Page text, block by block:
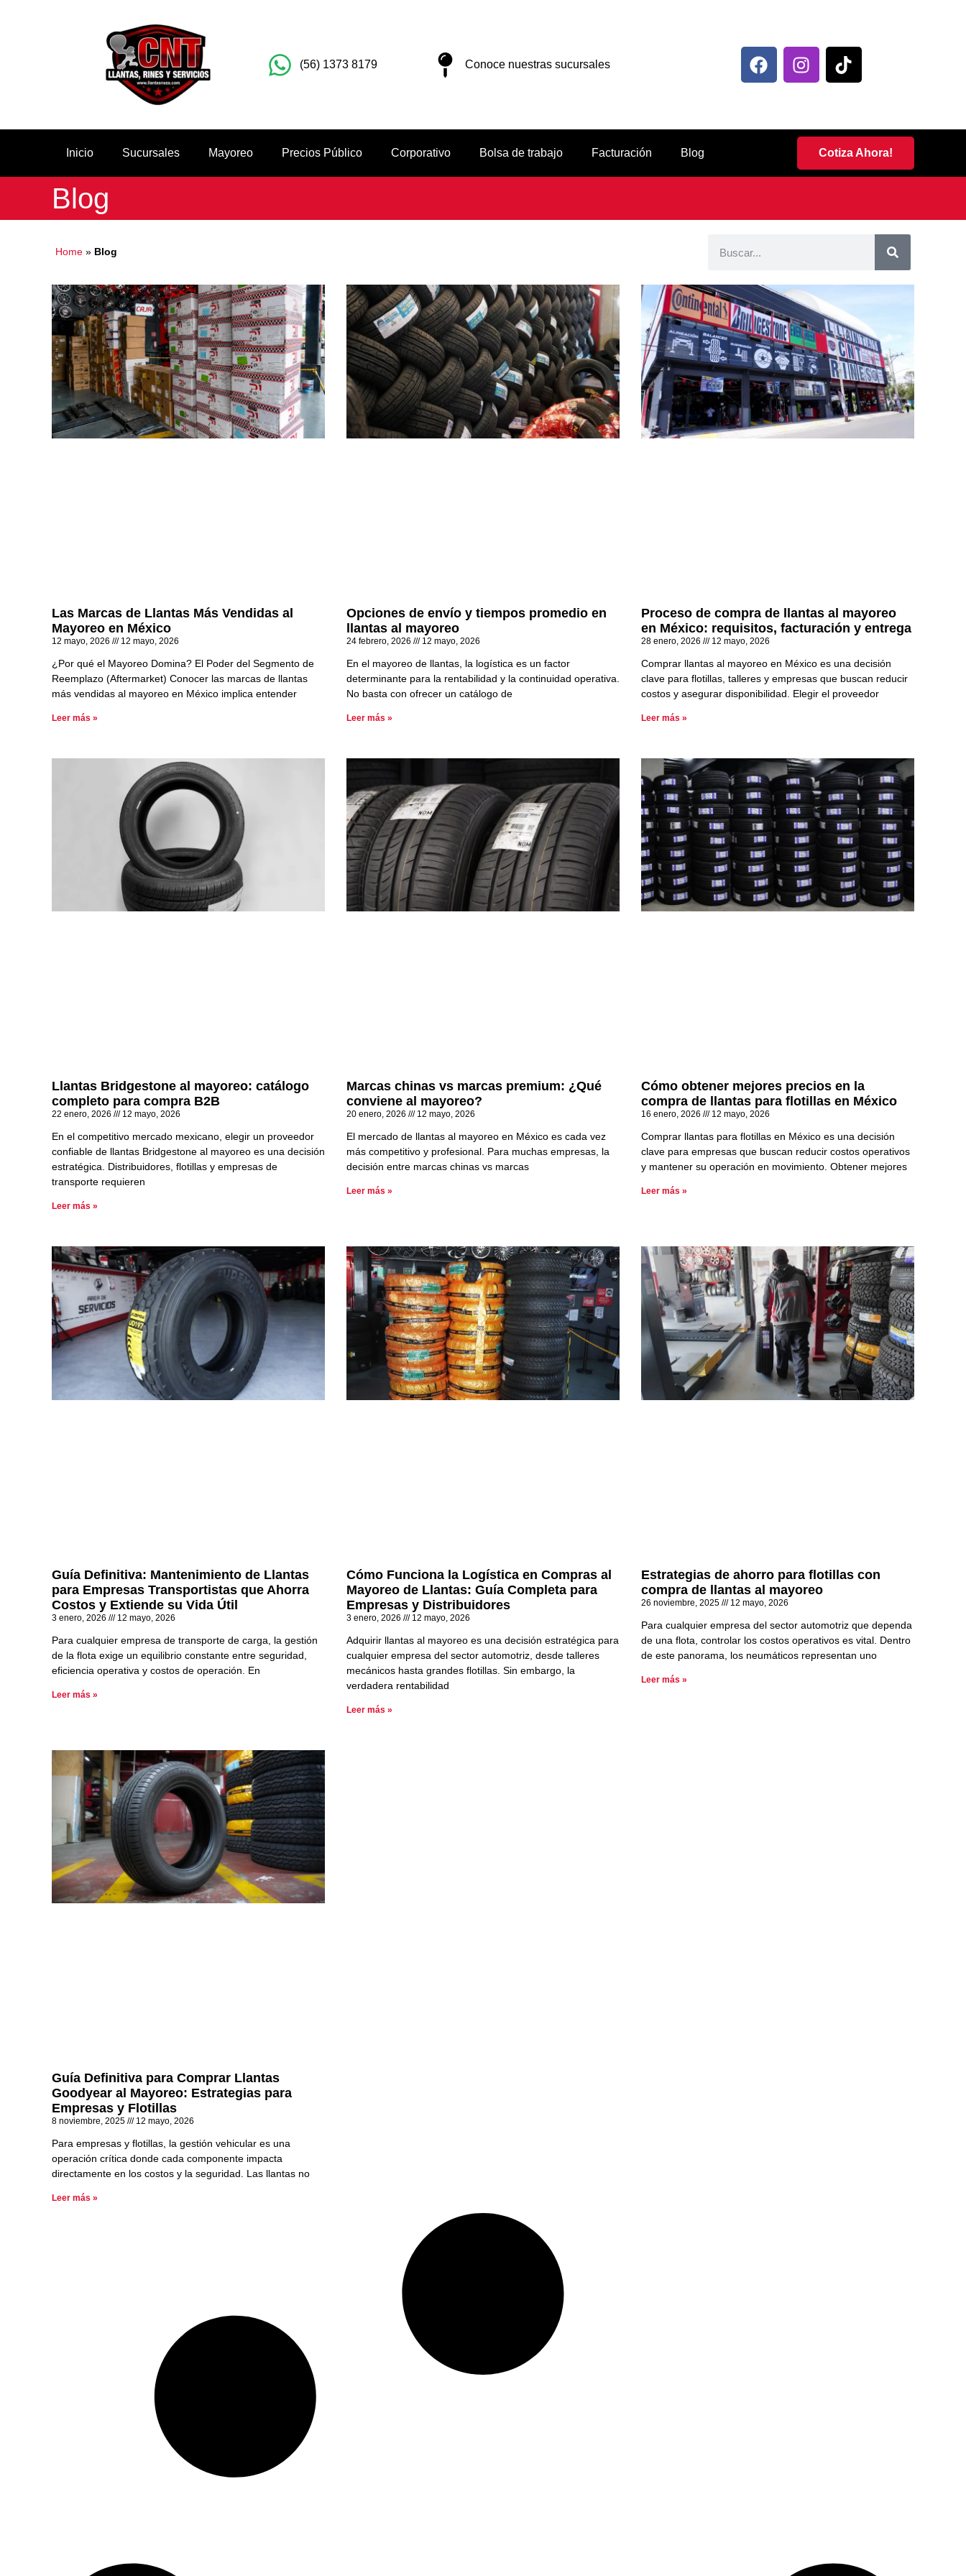
(56) 1373 8179 Conoce nuestras sucursales
Inicio Sucursales Mayoreo Precios Público Corporativo Bolsa de trabajo Facturación Blog Cotiza Ahora!
Blog
Home » Blog
Las Marcas de Llantas Más Vendidas al
Mayoreo en México
12 mayo, 2026 12 mayo, 2026
¿Por qué el Mayoreo Domina? El Poder del Segmento de
Reemplazo (Aftermarket) Conocer las marcas de llantas
más vendidas al mayoreo en México implica entender
Leer más »
Opciones de envío y tiempos promedio en
llantas al mayoreo
24 febrero, 2026 12 mayo, 2026
En el mayoreo de llantas, la logística es un factor
determinante para la rentabilidad y la continuidad operativa.
No basta con ofrecer un catálogo de
Leer más »
Proceso de compra de llantas al mayoreo
en México: requisitos, facturación y entrega
28 enero, 2026 12 mayo, 2026
Comprar llantas al mayoreo en México es una decisión
clave para flotillas, talleres y empresas que buscan reducir
costos y asegurar disponibilidad. Elegir el proveedor
Leer más »
Llantas Bridgestone al mayoreo: catálogo
completo para compra B2B
22 enero, 2026 12 mayo, 2026
En el competitivo mercado mexicano, elegir un proveedor
confiable de llantas Bridgestone al mayoreo es una decisión
estratégica. Distribuidores, flotillas y empresas de
transporte requieren
Leer más »
Marcas chinas vs marcas premium: ¿Qué
conviene al mayoreo?
20 enero, 2026 12 mayo, 2026
El mercado de llantas al mayoreo en México es cada vez
más competitivo y profesional. Para muchas empresas, la
decisión entre marcas chinas vs marcas
Leer más »
Cómo obtener mejores precios en la
compra de llantas para flotillas en México
16 enero, 2026 12 mayo, 2026
Comprar llantas para flotillas en México es una decisión
clave para empresas que buscan reducir costos operativos
y mantener su operación en movimiento. Obtener mejores
Leer más »
Guía Definitiva: Mantenimiento de Llantas
para Empresas Transportistas que Ahorra
Costos y Extiende su Vida Útil
3 enero, 2026 12 mayo, 2026
Para cualquier empresa de transporte de carga, la gestión
de la flota exige un equilibrio constante entre seguridad,
eficiencia operativa y costos de operación. En
Leer más »
Cómo Funciona la Logística en Compras al
Mayoreo de Llantas: Guía Completa para
Empresas y Distribuidores
3 enero, 2026 12 mayo, 2026
Adquirir llantas al mayoreo es una decisión estratégica para
cualquier empresa del sector automotriz, desde talleres
mecánicos hasta grandes flotillas. Sin embargo, la
verdadera rentabilidad
Leer más »
Estrategias de ahorro para flotillas con
compra de llantas al mayoreo
26 noviembre, 2025 12 mayo, 2026
Para cualquier empresa del sector automotriz que dependa
de una flota, controlar los costos operativos es vital. Dentro
de este panorama, los neumáticos representan uno
Leer más »
Guía Definitiva para Comprar Llantas
Goodyear al Mayoreo: Estrategias para
Empresas y Flotillas
8 noviembre, 2025 12 mayo, 2026
Para empresas y flotillas, la gestión vehicular es una
operación crítica donde cada componente impacta
directamente en los costos y la seguridad. Las llantas no
Leer más »